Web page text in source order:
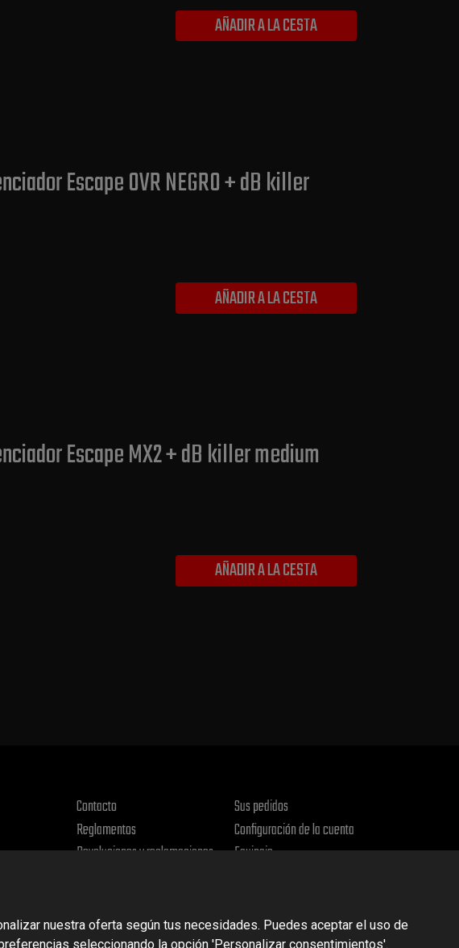
AÑADIR A LA CESTA
Escape OVR NEGRO + dB killer
AÑADIR A LA CESTA
Escape MX2 + dB killer medium
AÑADIR A LA CESTA
Contacto
Reglamentos
Devoluciones y reclamaciones
Sus pedidos
Configuración de la cuenta
Equipaje
nuestra oferta según tus necesidades. Puedes aceptar el uso de
seleccionando la opción 'Personalizar consentimientos'.